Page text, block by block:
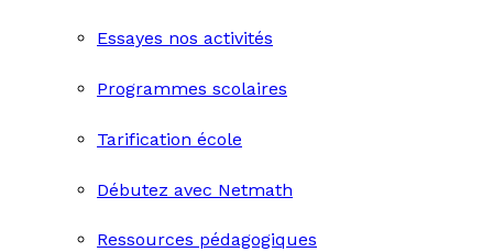
Essayes nos activités
Programmes scolaires
Tarification école
Débutez avec Netmath
Ressources pédagogiques